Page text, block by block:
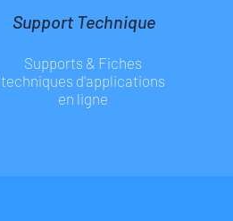
Support Technique
Supports & Fiches
techniques d'applications
en ligne